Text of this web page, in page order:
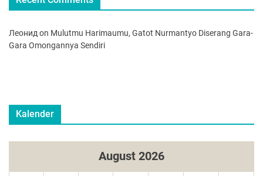
Леонид on Mulutmu Harimaumu, Gatot Nurmantyo Diserang Gara-
Gara Omongannya Sendiri
Kalender
August 2026